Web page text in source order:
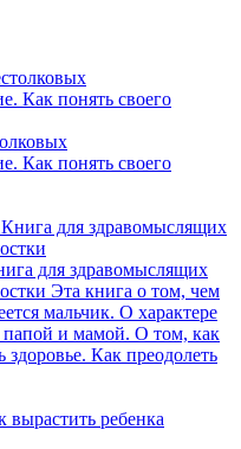
Как понять своего
для здравомыслящих
Эта книга о том, чем
мальчик. О характере
и мамой. О том, как
Как преодолеть